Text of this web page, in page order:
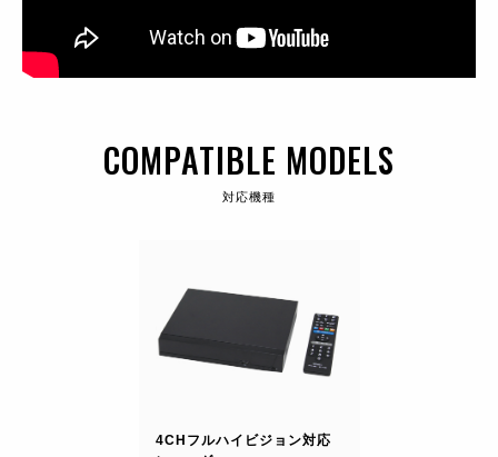
COMPATIBLE MODELS
対応機種
4CHフルハイビジョン対応